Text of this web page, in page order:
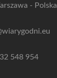
- Polska
548 954